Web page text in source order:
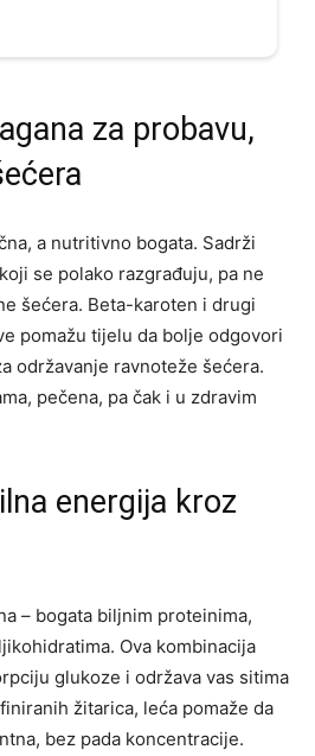
za probavu,
a nutritivno bogata. Sadrži
se polako razgrađuju, pa ne
šećera. Beta-karoten i drugi
pomažu tijelu da bolje odgovori
održavanje ravnoteže šećera.
pečena, pa čak i u zdravim
energija kroz
– bogata biljnim proteinima,
Ova kombinacija
glukoze i održava vas sitima
žitarica, leća pomaže da
bez pada koncentracije.